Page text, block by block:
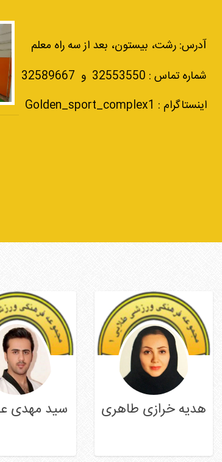
آدرس: رشت، بیستون، بعد از سه راه معلم
شماره تماس : 32553550 و 32589667
اینستاگرام : Golden_sport_complex1
هدیه خرازی طاهری
هدیه خرازی طاهری
مربی یوگا
ادامه مطلب
سید مهدی
سید مهدی
مربی
ادامه